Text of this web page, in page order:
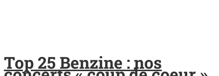
Top 25 Benzine : nos